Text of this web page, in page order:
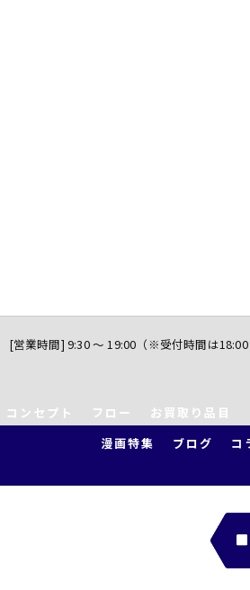
[営業時間] 9:30 ～ 19:00（※受付時間は
コンセプト フロー お買取り品目
漫画特集
ブログ コ